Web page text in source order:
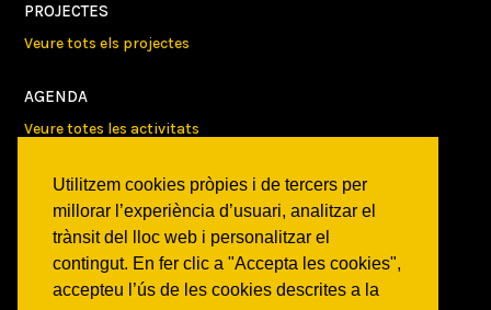
Utilitzem cookies pròpies i de tercers per
millorar l’experiència d’usuari, analitzar el
trànsit del lloc web i personalitzar el
contingut. En fer clic a "Accepta les cookies",
accepteu l’ús de les cookies descrites a la
PROJECTES
Veure tots els projectes
AGENDA
Veure totes les activitats
NOTICIES
Activitats
Comunicats
Victories